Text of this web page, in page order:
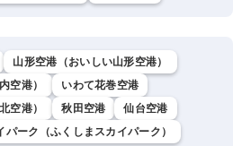
山形空港（おいしい山形空港）
空港）
いわて花巻空港
空港）
秋田空港
仙台空港
パーク（ふくしまスカイパーク）